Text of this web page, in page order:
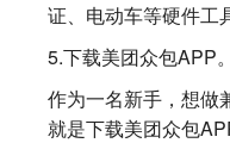
证、电动车等硬件工
5.下载美团众包APP。
作为一名新手，想做
就是下载美团众包